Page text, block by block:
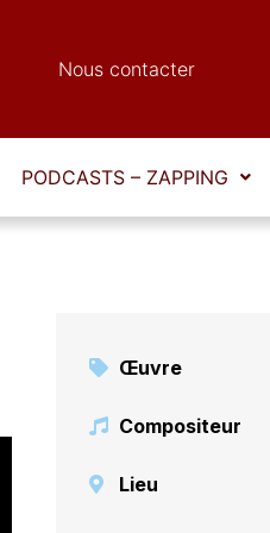
Nous contacter
PODCASTS – ZAPPING
Œuvre
Compositeur
Lieu